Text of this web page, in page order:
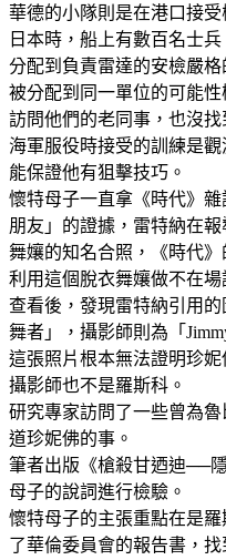
華德的小隊則是在港口接
日本時，船上有數百名士
分配到負責雷達的安檢嚴
被分配到同一單位的可能性
訪問他們的老同事，也沒
海軍服役時接受的訓練是
能保證他有狙擊技巧。
懷特母子一直拿《時代》
朋友」的證據，雷特納在
舞孃的知名合照，《時代
利用這個脫衣舞孃做不在
查看後，發現雷特納引用
舞者」，攝影師則為「
這張照片根本無法證明珍
攝影師也不是羅斯科。
研究專家訪問了一些曾為
道珍妮佛的事。
筆者出版《槍殺甘迺迪──
母子的說詞進行檢驗。
懷特母子的主張重點在是
了華倫委員會的報告書，